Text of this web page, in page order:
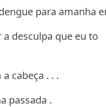
para amanha
desculpa que eu to
cabeça . . .
passada .